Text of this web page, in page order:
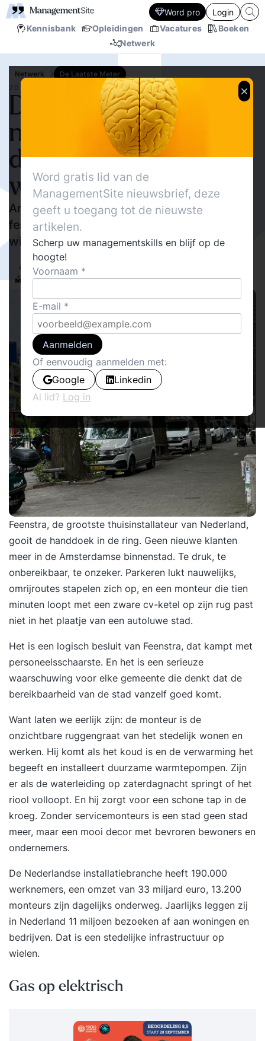
Kennisbank Opleidingen Vacatures
Boeken
Netwerk
Word pro Login
Netwerk
De Laatste Meter
20 JUL.‘26
De monteur die straks
niet meer komt als je in
de binnenstad werkt of
woont
Amsterdam, stad van fietsers, toeristen en
festivals, heeft een ongemakkelijk probleem:
wie repareert straks je cv-ketel?
Walther Ploos van Amstel
De Laatste Meter
15
Feenstra, de grootste thuisinstallateur van Nederland,
gooit de handdoek in de ring. Geen nieuwe klanten
meer in de Amsterdamse binnenstad. Te druk, te
onbereikbaar, te onzeker. Parkeren lukt nauwelijks,
omrijroutes stapelen zich op, en een monteur die tien
minuten loopt met een zware cv-ketel op zijn rug past
niet in het plaatje van een autoluwe stad.
Het is een logisch besluit van Feenstra, dat kampt met
personeelsschaarste. En het is een serieuze
waarschuwing voor elke gemeente die denkt dat de
bereikbaarheid van de stad vanzelf goed komt.
Want laten we eerlijk zijn: de monteur is de
onzichtbare ruggengraat van het stedelijk wonen en
werken. Hij komt als het koud is en de verwarming het
begeeft en installeert duurzame warmtepompen. Zijn
er als de waterleiding op zaterdagnacht springt of het
riool volloopt. En hij zorgt voor een schone tap in de
kroeg. Zonder servicemonteurs is een stad geen stad
meer, maar een mooi decor met bevroren bewoners en
ondernemers.
De Nederlandse installatiebranche heeft 190.000
werknemers, een omzet van 33 miljard euro, 13.200
monteurs zijn dagelijks onderweg. Jaarlijks leggen zij
in Nederland 11 miljoen bezoeken af aan woningen en
bedrijven. Dat is een stedelijke infrastructuur op
wielen.
Gas op elektrisch
Word gratis lid van de
ManagementSite nieuwsbrief, deze
geeft u toegang tot de nieuwste
artikelen.
Scherp uw managementskills en blijf op de
hoogte!
Voornaam
E-mail
Aanmelden
Of eenvoudig aanmelden met:
Google
Linkedin
Al lid? Log in